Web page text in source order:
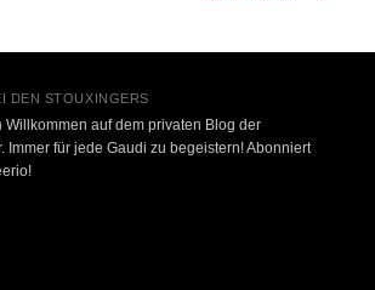
DEN STOUXINGERS
Willkommen auf dem privaten Blog der
Immer für jede Gaudi zu begeistern! Abonniert